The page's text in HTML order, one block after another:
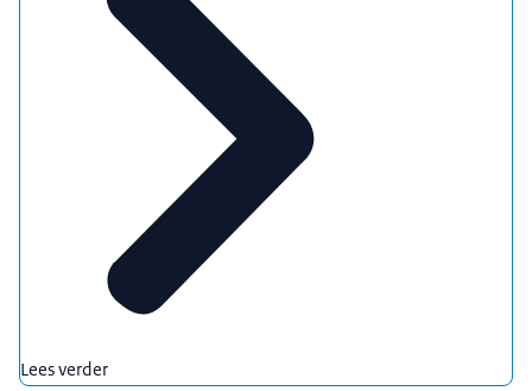
Lees verder